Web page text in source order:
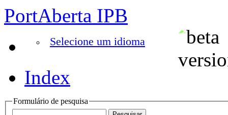
PortAberta IPB
Selecione um idioma
Index
Formulário de pesquisa